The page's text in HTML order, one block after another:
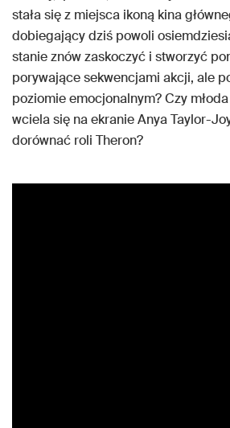
stała się z miejsca ikoną kina
dobiegający dziś powoli
stanie znów zaskoczyć i stworzyć
porywające sekwencjami akcji, ale
poziomie emocjonalnym? Czy
wciela się na ekranie Anya Taylor-
dorównać roli Theron?